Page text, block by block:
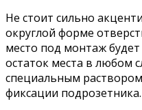
Не стоит сильно
округлой форме
место под монтаж
остаток места в любом
специальным
фиксации подрозетника.